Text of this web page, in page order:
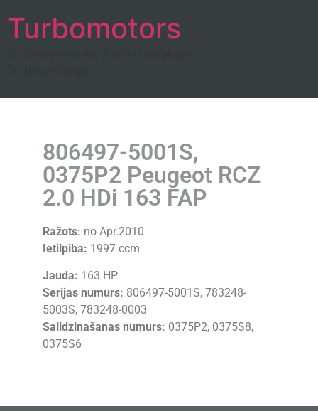
Turbomotors
806497-5001S,
0375P2 Peugeot RCZ
2.0 HDi 163 FAP
Ražots: no Apr.2010
Ietilpiba: 1997 ccm
Jauda: 163 HP
Serijas numurs: 806497-5001S, 783248-
5003S, 783248-0003
Salidzinašanas numurs: 0375P2, 0375S8,
0375S6